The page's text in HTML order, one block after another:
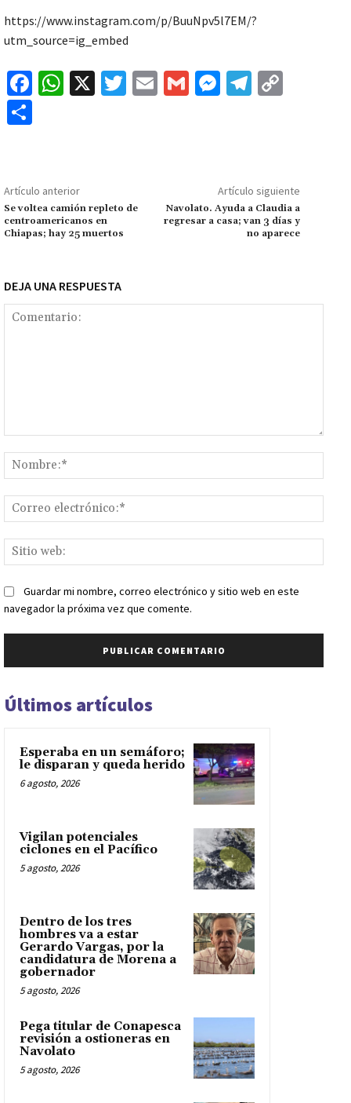
https://www.instagram.com/p/BuuNpv5l7EM/?
utm_source=ig_embed
Fa
o
k
W
p
p
X
T
E
G
M
ge
r
Te
m Li
n
k
p
ar
tir
Artículo anterior
Se voltea camión repleto de
centroamericanos en
Chiapas; hay 25 muertos
Artículo siguiente
Navolato. Ayuda a Claudia a
regresar a casa; van 3 días y
no aparece
DEJA UNA RESPUESTA
web:
Guardar mi nombre, correo electrónico y sitio web en este
navegador la próxima vez que comente.
Últimos artículos
Esperaba en un semáforo;
le disparan y queda herido
6 agosto, 2026
Vigilan potenciales
ciclones en el Pacífico
5 agosto, 2026
Dentro de los tres
hombres va a estar
Gerardo Vargas, por la
candidatura de Morena a
gobernador
5 agosto, 2026
Pega titular de Conapesca
revisión a ostioneras en
Navolato
5 agosto, 2026